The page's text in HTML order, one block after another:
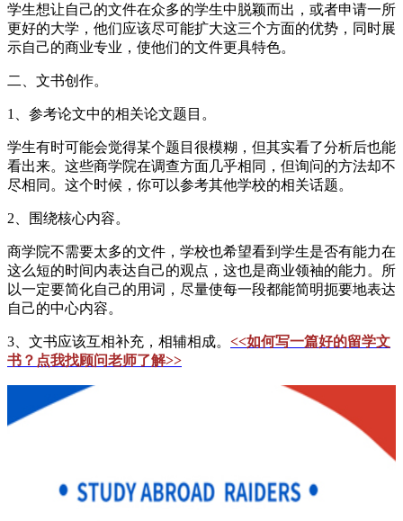
学生想让自己的文件在众多的学生中脱颖而出，或者申请一所
更好的大学，他们应该尽可能扩大这三个方面的优势，同时展
示自己的商业专业，使他们的文件更具特色。
二、文书创作。
1、参考论文中的相关论文题目。
学生有时可能会觉得某个题目很模糊，但其实看了分析后也能
看出来。这些商学院在调查方面几乎相同，但询问的方法却不
尽相同。这个时候，你可以参考其他学校的相关话题。
2、围绕核心内容。
商学院不需要太多的文件，学校也希望看到学生是否有能力在
这么短的时间内表达自己的观点，这也是商业领袖的能力。所
以一定要简化自己的用词，尽量使每一段都能简明扼要地表达
自己的中心内容。
3、文书应该互相补充，相辅相成。 <<如何写一篇好的留学文
书？点我找顾问老师了解>>